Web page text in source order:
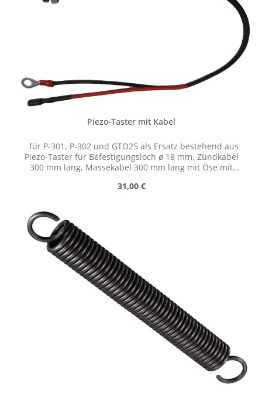
Piezo-Taster mit Kabel
für P-301, P-302 und GTO25 als Ersatz bestehend aus
Piezo-Taster für Befestigungsloch ø 18 mm, Zündkabel
300 mm lang, Massekabel 300 mm lang mit Öse mit
Regulärer Preis:
31,00 €